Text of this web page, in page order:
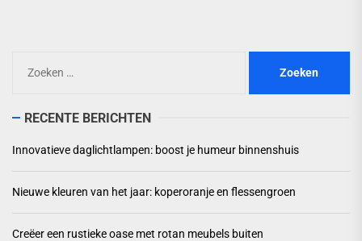
naar:
RECENTE BERICHTEN
Innovatieve daglichtlampen: boost je humeur binnenshuis
Nieuwe kleuren van het jaar: koperoranje en flessengroen
Creëer een rustieke oase met rotan meubels buiten